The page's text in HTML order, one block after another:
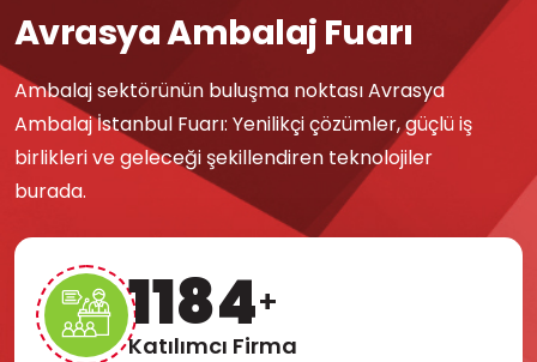
Avrasya Ambalaj Fuarı
Ambalaj sektörünün buluşma noktası Avrasya
Ambalaj İstanbul Fuarı: Yenilikçi çözümler, güçlü iş
birlikleri ve geleceği şekillendiren teknolojiler
burada.
1225+
Katılımcı Firma